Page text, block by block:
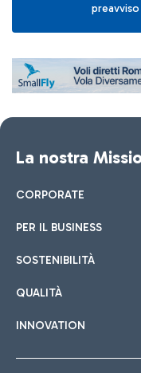
La nostra
CORPORATE
PER IL BUSINESS
SOSTENIBILITÀ
QUALITÀ
INNOVATION